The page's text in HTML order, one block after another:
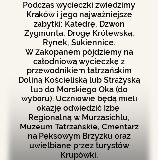
Podczas wycieczki zwiedzimy
Kraków i jego najważniejsze
zabytki: Katedrę, Dzwon
Zygmunta, Drogę Królewską,
Rynek, Sukiennice.
W Zakopanem pójdziemy na
całodniową wycieczkę z
przewodnikiem tatrzańskim
Doliną Kościeliską lub Strążyską
lub do Morskiego Oka (do
wyboru). Uczniowie będą mieli
okazję odwiedzić Izbę
Regionalną w Murzasichlu,
Muzeum Tatrzańskie, Cmentarz
na Pęksowym Brzyzku oraz
uwielbiane przez turystów
Krupówki.